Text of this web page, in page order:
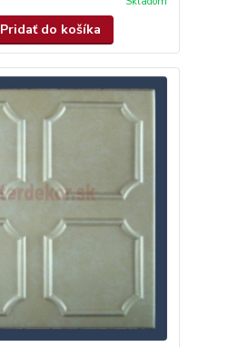
Pridať do košíka